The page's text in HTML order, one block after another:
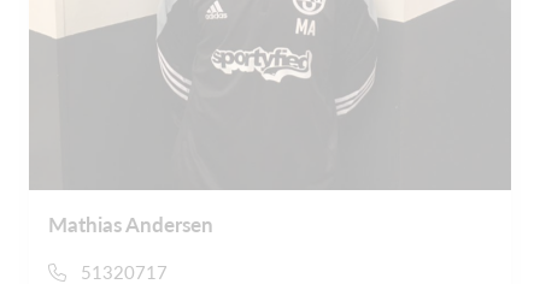
Mathias Andersen
51320717